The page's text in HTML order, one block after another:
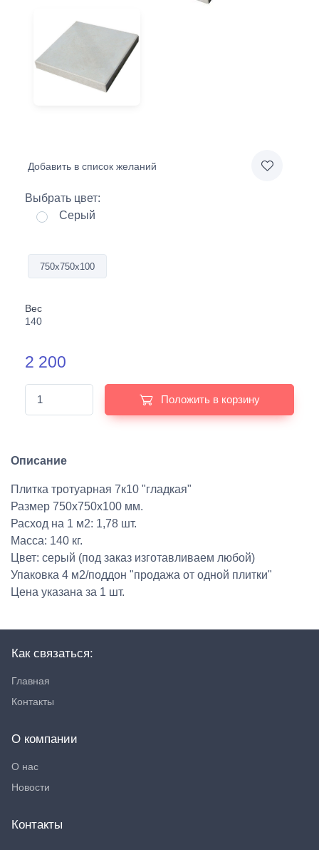
Добавить в список желаний
Выбрать цвет:
Серый
750х750х100
Вес
140
2 200
Положить в корзину
Описание
Плитка тротуарная 7к10 "гладкая"
Размер 750х750х100 мм.
Расход на 1 м2: 1,78 шт.
Масса: 140 кг.
Цвет: серый (под заказ изготавливаем любой)
Упаковка 4 м2/поддон "продажа от одной плитки"
Цена указана за 1 шт.
Как связаться:
Главная
Контакты
О компании
О нас
Новости
Контакты